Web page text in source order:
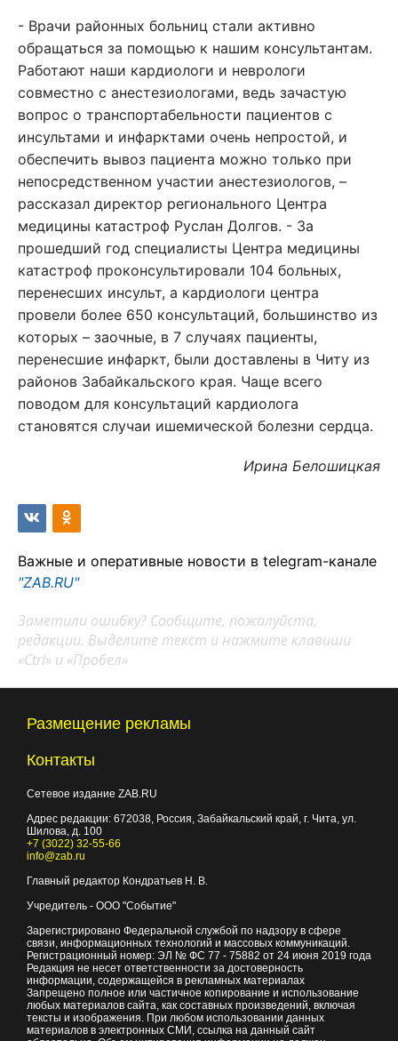
- Врачи районных больниц стали активно
обращаться за помощью к нашим консультантам.
Работают наши кардиологи и неврологи
совместно с анестезиологами, ведь зачастую
вопрос о транспортабельности пациентов с
инсультами и инфарктами очень непростой, и
обеспечить вывоз пациента можно только при
непосредственном участии анестезиологов, –
рассказал директор регионального Центра
медицины катастроф Руслан Долгов. - За
прошедший год специалисты Центра медицины
катастроф проконсультировали 104 больных,
перенесших инсульт, а кардиологи центра
провели более 650 консультаций, большинство из
которых – заочные, в 7 случаях пациенты,
перенесшие инфаркт, были доставлены в Читу из
районов Забайкальского края. Чаще всего
поводом для консультаций кардиолога
становятся случаи ишемической болезни сердца.
Ирина Белошицкая
Важные и оперативные новости в telegram-канале
"ZAB.RU"
Заметили ошибку? Сообщите, пожалуйста,
редакции. Выделите текст и нажмите клавиши
«Ctrl» и «Пробел»
Размещение рекламы
Контакты
Сетевое издание ZAB.RU
Адрес редакции: 672038, Россия, Забайкальский край, г. Чита, ул.
Шилова, д. 100
+7 (3022) 32-55-66
info@zab.ru
Главный редактор Кондратьев Н. В.
Учредитель - ООО "Событие"
Зарегистрировано Федеральной службой по надзору в сфере
связи, информационных технологий и массовых коммуникаций.
Регистрационный номер: ЭЛ № ФС 77 - 75882 от 24 июня 2019 года
Редакция не несет ответственности за достоверность
информации, содержащейся в рекламных материалах
Запрещено полное или частичное копирование и использование
любых материалов сайта, как составных произведений, включая
тексты и изображения. При любом использовании данных
материалов в электронных СМИ, ссылка на данный сайт